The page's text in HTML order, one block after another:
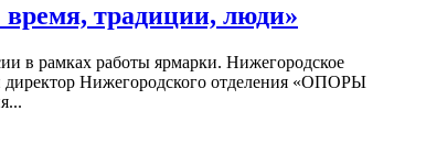
традиции, люди»
в рамках работы ярмарки. Нижегородское
директор Нижегородского отделения «ОПОРЫ